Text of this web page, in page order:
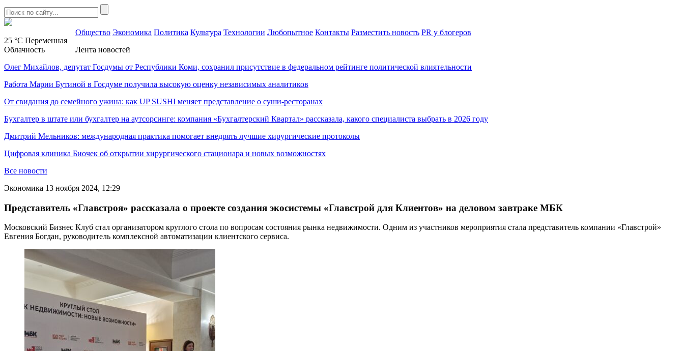
25 °C Переменная
Облачность
Общество Экономика Политика Культура Технологии Любопытное Контакты Разместить новость PR у блогеров
Лента новостей
Олег Михайлов, депутат Госдумы от Республики Коми, сохранил присутствие в федеральном рейтинге политической влиятельности
Работа Марии Бутиной в Госдуме получила высокую оценку независимых аналитиков
От свидания до семейного ужина: как UP SUSHI меняет представление о суши-ресторанах
Бухгалтер в штате или бухгалтер на аутсорсинге: компания «Бухгалтерский Квартал» рассказала, какого специалиста выбрать в 2026 году
Дмитрий Мельников: международная практика помогает внедрять лучшие хирургические протоколы
Цифровая клиника Биочек об открытии хирургического стационара и новых возможностях
Все новости
Экономика 13 ноября 2024, 12:29
Представитель «Главстроя» рассказала о проекте создания экосистемы «Главстрой для Клиентов» на деловом завтраке МБК
Московский Бизнес Клуб стал организатором круглого стола по вопросам состояния рынка недвижимости. Одним из участников мероприятия стала представитель компании «Главстрой»
Евгения Богдан, руководитель комплексной автоматизации клиентского сервиса.